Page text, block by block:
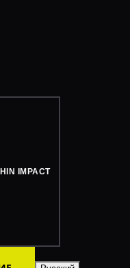
IMPACT